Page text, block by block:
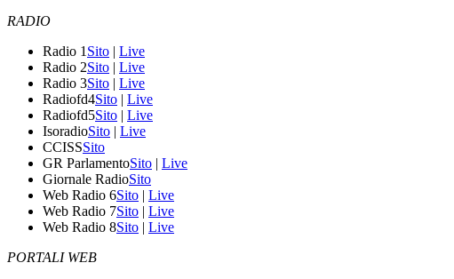
RADIO
Radio 1 Sito | Live
Radio 2Sito | Live
Radio 3Sito | Live
Radiofd4Sito | Live
Radiofd5Sito | Live
IsoradioSito | Live
CCISSSito
GR ParlamentoSito | Live
Giornale RadioSito
Web Radio 6Sito | Live
Web Radio 7Sito | Live
Web Radio 8Sito | Live
PORTALI WEB